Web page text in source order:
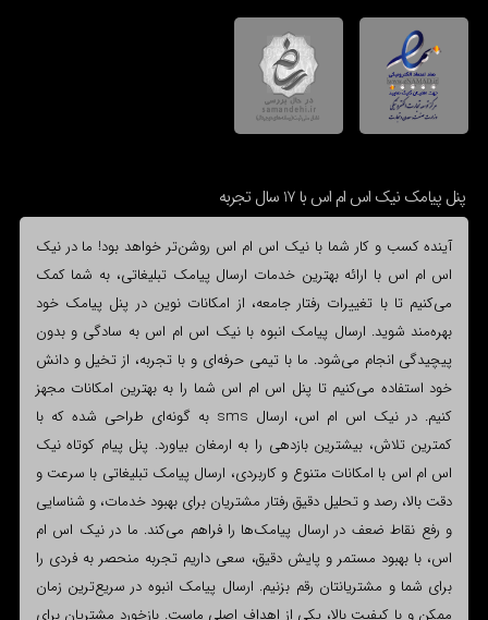
پنل پیامک نیک اس ام اس با 17 سال تجربه
آینده کسب و کار شما با نیک اس ام اس روشن‌تر خواهد بود! ما در نیک
اس ام اس با ارائه بهترین خدمات ارسال پیامک تبلیغاتی، به شما کمک
می‌کنیم تا با تغییرات رفتار جامعه، از امکانات نوین در پنل پیامک خود
بهره‌مند شوید. ارسال پیامک انبوه با نیک اس ام اس به سادگی و بدون
پیچیدگی انجام می‌شود. ما با تیمی حرفه‌ای و با تجربه، از تخیل و دانش
خود استفاده می‌کنیم تا پنل اس ام اس شما را به بهترین امکانات مجهز
کنیم. در نیک اس ام اس، ارسال sms به گونه‌ای طراحی شده که با
کمترین تلاش، بیشترین بازدهی را به ارمغان بیاورد. پنل پیام کوتاه نیک
اس ام اس با امکانات متنوع و کاربردی، ارسال پیامک تبلیغاتی با سرعت و
دقت بالا، رصد و تحلیل دقیق رفتار مشتریان برای بهبود خدمات، و شناسایی
و رفع نقاط ضعف در ارسال پیامک‌ها را فراهم می‌کند. ما در نیک اس ام
اس، با بهبود مستمر و پایش دقیق، سعی داریم تجربه منحصر به فردی را
برای شما و مشتریانتان رقم بزنیم. ارسال پیامک انبوه در سریع‌ترین زمان
ممکن و با کیفیت بالا، یکی از اهداف اصلی ماست. بازخورد مشتریان برای